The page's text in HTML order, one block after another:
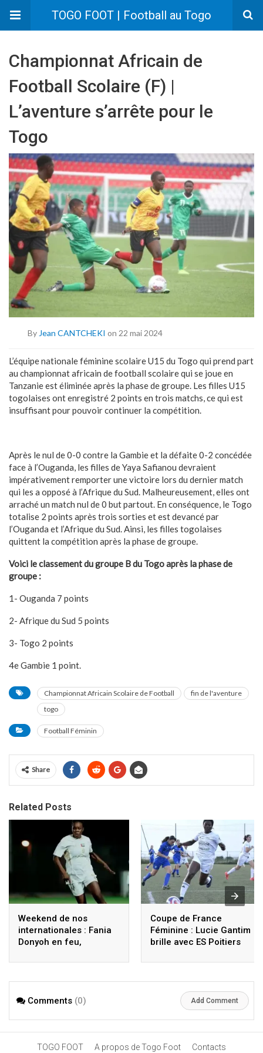
TOGO FOOT | Football au Togo
Championnat Africain de
Football Scolaire (F) |
L’aventure s’arrête pour le
Togo
By Jean CANTCHEKI on 22 mai 2024
L’équipe nationale féminine scolaire U15 du Togo qui prend part
au championnat africain de football scolaire qui se joue en
Tanzanie est éliminée après la phase de groupe. Les filles U15
togolaises ont enregistré 2 points en trois matchs, ce qui est
insuffisant pour pouvoir continuer la compétition.
Après le nul de 0-0 contre la Gambie et la défaite 0-2 concédée
face à l’Ouganda, les filles de Yaya Safianou devraient
impérativement remporter une victoire lors du dernier match
qui les a opposé à l’Afrique du Sud. Malheureusement, elles ont
arraché un match nul de 0 but partout. En conséquence, le Togo
totalise 2 points après trois sorties et est devancé par
l’Ouganda et l’Afrique du Sud. Ainsi, les filles togolaises
quittent la compétition après la phase de groupe.
Voici le classement du groupe B du Togo après la phase de
groupe :
1- Ouganda 7 points
2- Afrique du Sud 5 points
3- Togo 2 points
4e Gambie 1 point.
Championnat Africain Scolaire de Football
fin de l'aventure
togo
Football Féminin
Share
Related Posts
Weekend de nos
internationales : Fania
Donyoh en feu,
France, revivez les
Coupe de France
Féminine : Lucie Gantim
brille avec ES Poitiers
Comments (0) Add Comment
TOGO FOOT A propos de Togo Foot Contacts